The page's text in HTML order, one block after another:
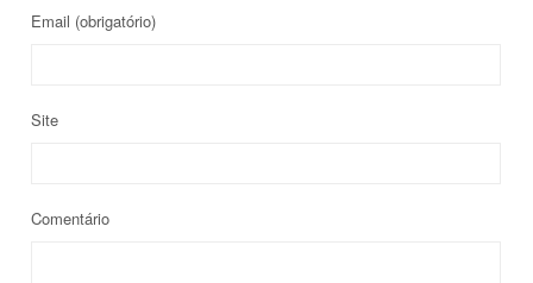
Email (obrigatório)
Site
Comentário